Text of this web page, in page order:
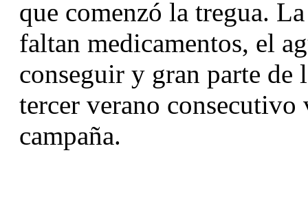
que comenzó la tregua.
faltan medicamentos, el
conseguir y gran parte de
tercer verano
campaña.